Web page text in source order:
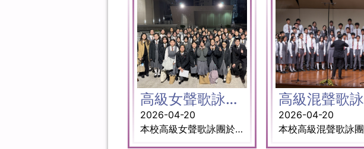
高級女聲歌詠團榮獲全港季軍及金獎
2026-04-20
本校高級女聲歌詠團於「第七十八屆香港學校音樂節」取得良好的成績。 於中文女聲合唱高級組賽事中，歌詠團演繹講述香港回歸祖國的中國合唱作品，以及本地作曲家謝基信先生的作品，榮獲全港季軍及金獎。 於外文女聲合唱高級組賽事中，歌詠團演繹日本傳統民歌及挪威作曲家作品，獲得銀獎。
2026-04-20